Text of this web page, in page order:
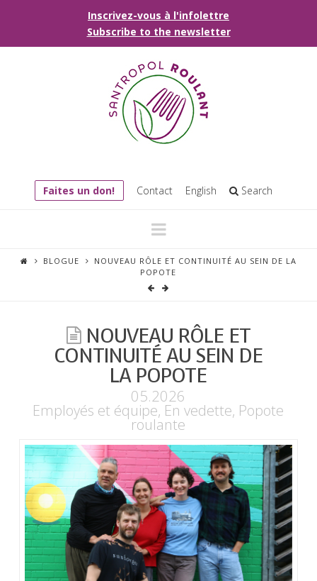
Inscrivez-vous à l'infolettre
Subscribe to the newsletter
Faites un don! Contact English Search
Navigation
BLOGUE
NOUVEAU RÔLE ET CONTINUITÉ AU SEIN DE LA
POPOTE
NOUVEAU RÔLE ET
CONTINUITÉ AU SEIN DE
LA POPOTE
05.2026
Employés et équipe, En vedette, Popote
roulante